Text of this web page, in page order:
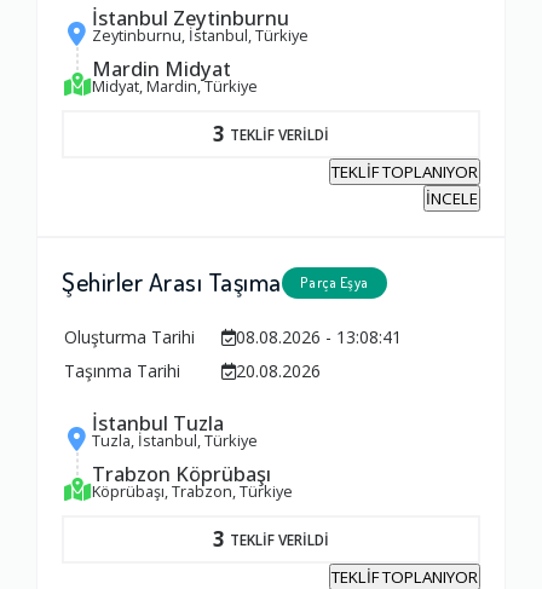
İstanbul Zeytinburnu
Zeytinburnu, İstanbul, Türkiye
Mardin Midyat
Midyat, Mardin, Türkiye
3 TEKLİF VERİLDİ
TEKLİF TOPLANIYOR
İNCELE
Şehirler Arası Taşıma Parça Eşya
Oluşturma Tarihi
08.08.2026 - 13:08:41
Taşınma Tarihi
20.08.2026
İstanbul Tuzla
Tuzla, İstanbul, Türkiye
Trabzon Köprübaşı
Köprübaşı, Trabzon, Türkiye
3 TEKLİF VERİLDİ
TEKLİF TOPLANIYOR
1.0
1.0
Firma Çalışanları
Fiyatlandırma Dengesi